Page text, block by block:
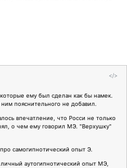
</>
ему был сделан как бы намек.
пояснительного не добавил.
впечатление, что Росси не только
о чем ему говорил МЭ. "Верхушку"
самогипнотический опыт Э.
личный аутогипнотический опыт МЭ,